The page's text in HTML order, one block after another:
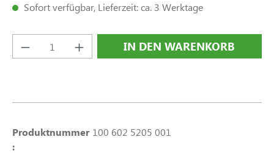
Sofort verfügbar, Lieferzeit: ca. 3 Werktage
Produkt Anzahl: Gib den gewünschten
IN DEN WARENKORB
Produktnummer
:
100 602 5205 001